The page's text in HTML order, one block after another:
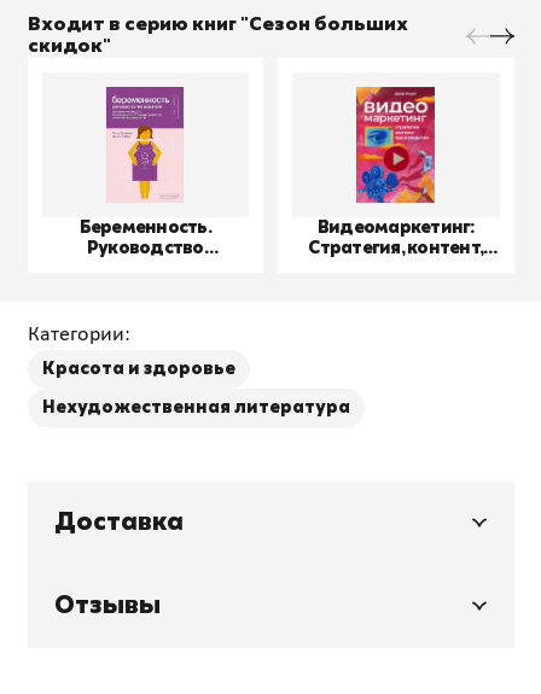
Входит в серию книг "Сезон больших
скидок"
Беременность.
Руководство
Видеомаркетинг:
Стратегия, контент,
Категории:
Красота и здоровье
Нехудожественная литература
Доставка
Отзывы